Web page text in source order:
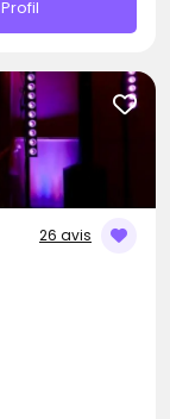
Profil
26 avis